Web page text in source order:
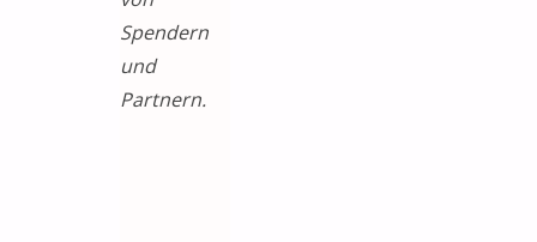
Spendern
und
Partnern.